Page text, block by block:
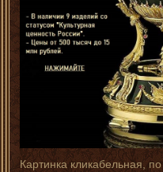
Картинка кликабельная,